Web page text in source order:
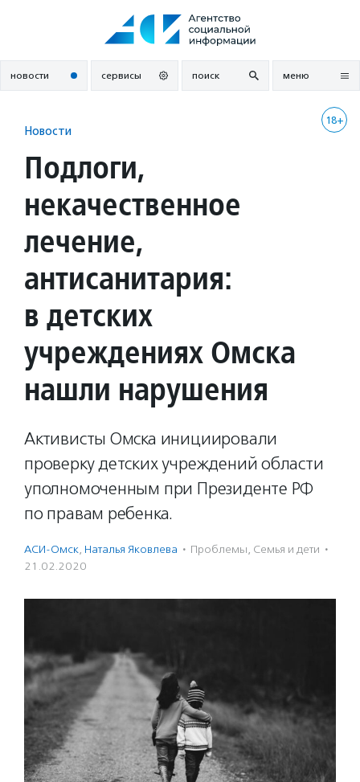
новости сервисы поиск меню
18+
Новости
Подлоги,
некачественное
лечение,
антисанитария:
в детских
учреждениях Омска
нашли нарушения
Активисты Омска инициировали
проверку детских учреждений области
уполномоченным при Президенте РФ
по правам ребенка.
АСИ-Омск, Наталья Яковлева · Проблемы, Семья и дети ·
21.02.2020